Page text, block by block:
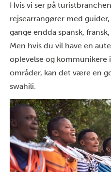
Hvis vi ser på
rejsearrangører med
gange endda spansk,
Men hvis du vil have en
oplevelse og kommunikere
områder, kan det være en
swahili.